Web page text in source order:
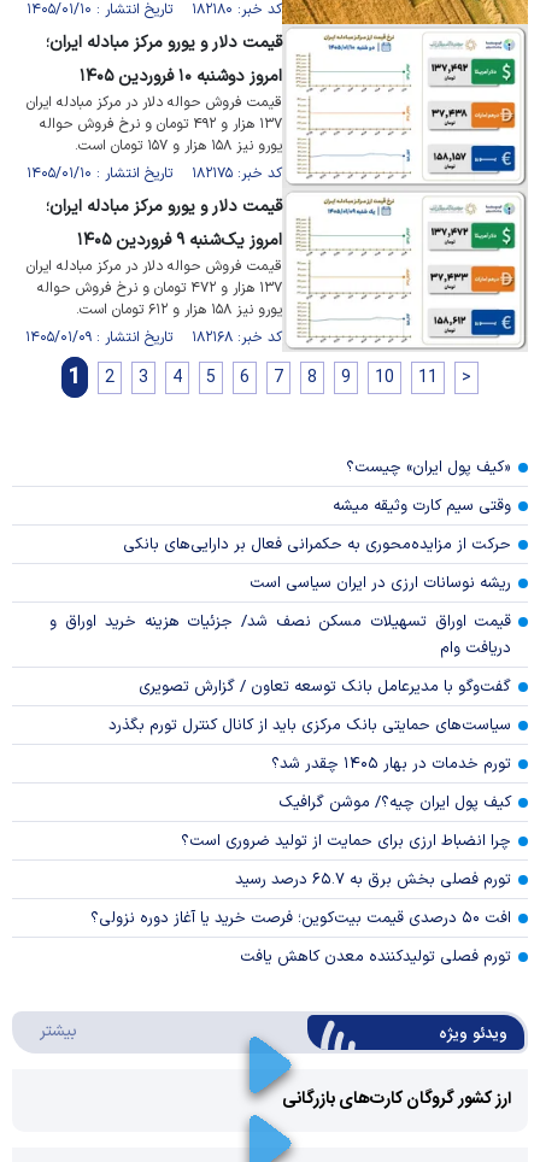
کد خبر: ۱۸۲۱۸۰ تاریخ انتشار : ۱۴۰۵/۰۱/۱۰
قیمت دلار و یورو مرکز مبادله ایران؛
امروز دوشنبه ۱۰ فروردین ۱۴۰۵
قیمت فروش حواله دلار در مرکز مبادله ایران
۱۳۷ هزار و ۴۹۲ تومان و نرخ فروش حواله
یورو نیز ۱۵۸ هزار و ۱۵۷ تومان است.
کد خبر: ۱۸۲۱۷۵ تاریخ انتشار : ۱۴۰۵/۰۱/۱۰
قیمت دلار و یورو مرکز مبادله ایران؛
امروز یک‌شنبه ۹ فروردین ۱۴۰۵
قیمت فروش حواله دلار در مرکز مبادله ایران
۱۳۷ هزار و ۴۷۲ تومان و نرخ فروش حواله
یورو نیز ۱۵۸ هزار و ۶۱۲ تومان است.
کد خبر: ۱۸۲۱۶۸ تاریخ انتشار : ۱۴۰۵/۰۱/۰۹
1 2 3 4 5 6 7 8 9 10 11 >
«کیف پول ایران» چیست؟
وقتی سیم کارت وثیقه میشه
حرکت از مزایده‌محوری به حکمرانی فعال بر دارایی‌های بانکی
ریشه نوسانات ارزی در ایران سیاسی است
قیمت اوراق تسهیلات مسکن نصف شد/ جزئیات هزینه خرید اوراق و
دریافت وام
گفت‌وگو با مدیرعامل بانک توسعه تعاون / گزارش تصویری
سیاست‌های حمایتی بانک مرکزی باید از کانال کنترل تورم بگذرد
تورم خدمات در بهار ۱۴۰۵ چقدر شد؟
کیف پول ایران چیه؟/ موشن گرافیک
چرا انضباط ارزی برای حمایت از تولید ضروری است؟
تورم فصلی بخش برق به ۶۵.۷ درصد رسید
افت ۵۰ درصدی قیمت بیت‌کوین؛ فرصت خرید یا آغاز دوره نزولی؟
تورم فصلی تولیدکننده معدن کاهش یافت
ویدئو ویژه بیشتر
ارز کشور گروگان کارت‌های بازرگانی